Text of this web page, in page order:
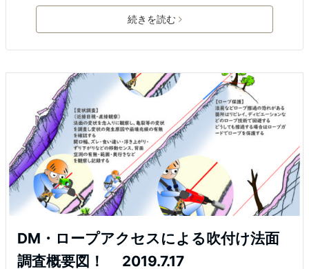
続きを読む
DM・ロープアクセスによる吹付け法面
調査概要図！ 2019.7.17